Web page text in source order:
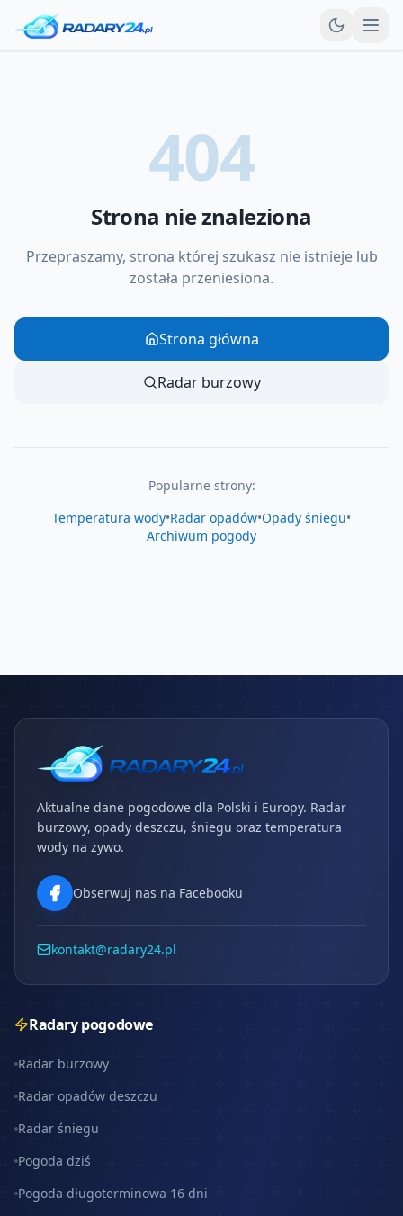
404
Strona nie znaleziona
Przepraszamy, strona której szukasz nie istnieje lub
została przeniesiona.
Strona główna
Radar burzowy
Popularne strony:
Temperatura wody•Radar opadów•Opady śniegu•
Archiwum pogody
Aktualne dane pogodowe dla Polski i Europy. Radar
burzowy, opady deszczu, śniegu oraz temperatura
wody na żywo.
Obserwuj nas na Facebooku
kontakt@radary24.pl
Radary pogodowe
Radar burzowy
Radar opadów deszczu
Radar śniegu
Pogoda dziś
Pogoda długoterminowa 16 dni